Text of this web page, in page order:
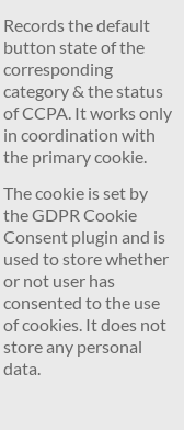
Records the default
button state of the
corresponding
category & the status
of CCPA. It works only
in coordination with
the primary cookie.
The cookie is set by
the GDPR Cookie
Consent plugin and is
used to store whether
or not user has
consented to the use
of cookies. It does not
store any personal
data.